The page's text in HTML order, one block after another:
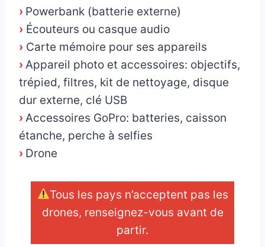
› Powerbank (batterie externe)
› Écouteurs ou casque audio
› Carte mémoire pour ses appareils
› Appareil photo et accessoires: objectifs,
trépied, filtres, kit de nettoyage, disque
dur externe, clé USB
› Accessoires GoPro: batteries, caisson
étanche, perche à selfies
› Drone
Tous les pays n’acceptent pas les
drones, renseignez-vous avant de
partir.